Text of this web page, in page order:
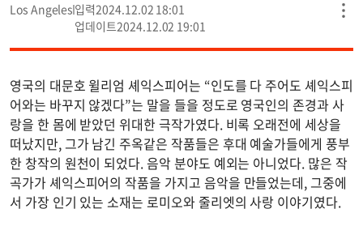
Los Angeles
2024.12.02 18:01
2024.12.02 19:01
영국의 대문호 윌리엄 셰익스피어는 “인도를 다 주어도 셰익스피
어와는 바꾸지 않겠다”는 말을 들을 정도로 영국인의 존경과 사
랑을 한 몸에 받았던 위대한 극작가였다. 비록 오래전에 세상을
떠났지만, 그가 남긴 주옥같은 작품들은 후대 예술가들에게 풍부
한 창작의 원천이 되었다. 음악 분야도 예외는 아니었다. 많은 작
곡가가 셰익스피어의 작품을 가지고 음악을 만들었는데, 그중에
서 가장 인기 있는 소재는 로미오와 줄리엣의 사랑 이야기였다.